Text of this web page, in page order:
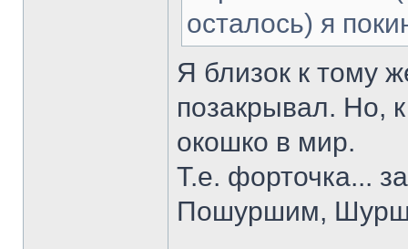
осталось) я
Я близок к тому
позакрывал. Но,
окошко в мир.
Т.е. форточка...
Пошуршим,